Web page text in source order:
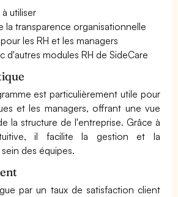
utiliser
la transparence organisationnelle
les RH et les managers
d'autres modules RH de SideCare
est particulièrement utile pour
et les managers, offrant une vue
la structure de l'entreprise. Grâce à
il facilite la gestion et la
des équipes.
par un taux de satisfaction client